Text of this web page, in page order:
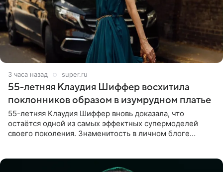
3 часа назад super.ru
55-летняя Клаудия Шиффер восхитила
поклонников образом в изумрудном платье
55-летняя Клаудия Шиффер вновь доказала, что
остаётся одной из самых эффектных супермоделей
своего поколения. Знаменитость в личном блоге